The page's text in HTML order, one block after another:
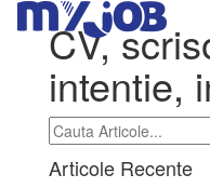
CV,
intentie,
Articole Recente